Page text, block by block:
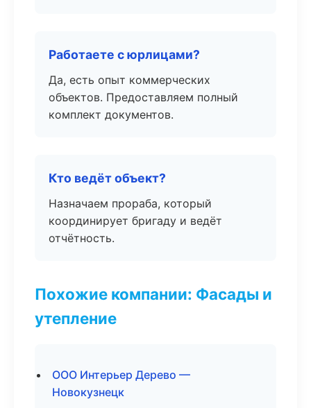
Работаете с юрлицами?
Да, есть опыт коммерческих
объектов. Предоставляем полный
комплект документов.
Кто ведёт объект?
Назначаем прораба, который
координирует бригаду и ведёт
отчётность.
Похожие компании: Фасады и
утепление
ООО Интерьер Дерево —
Новокузнецк